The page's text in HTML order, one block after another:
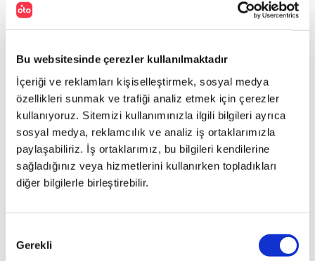
Bu websitesinde çerezler kullanılmaktadır
İçeriği ve reklamları kişiselleştirmek, sosyal medya
özellikleri sunmak ve trafiği analiz etmek için çerezler
kullanıyoruz. Sitemizi kullanımınızla ilgili bilgileri ayrıca
sosyal medya, reklamcılık ve analiz iş ortaklarımızla
paylaşabiliriz. İş ortaklarımız, bu bilgileri kendilerine
sağladığınız veya hizmetlerini kullanırken topladıkları
diğer bilgilerle birleştirebilir.
Seçimi
Gerekli
AY İÇİNDE
ÜRETİM
Karagöz,
prototip
için
tüm
hazırlıkların
ise